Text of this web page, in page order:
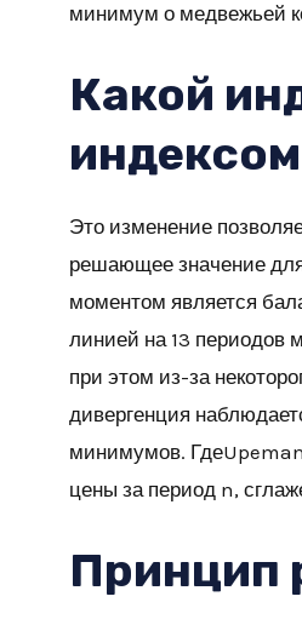
минимум о медвежьей
Какой
Это изменение
решающее значение
моментом является
линией на 13 периодов
при этом из-за
дивергенция
минимумов.
цены за период n,
Принцип